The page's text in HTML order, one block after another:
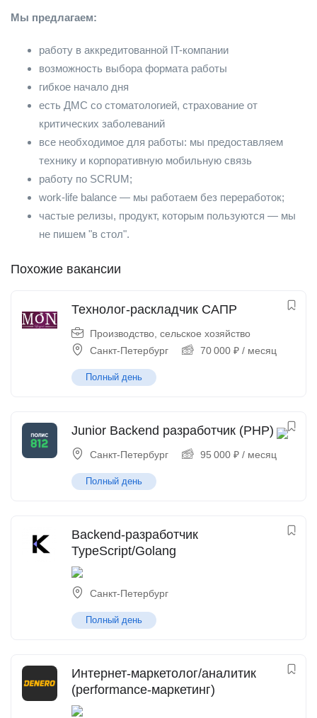
Мы предлагаем:
работу в аккредитованной IT-компании
возможность выбора формата работы
гибкое начало дня
есть ДМС со стоматологией, страхование от
критических заболеваний
все необходимое для работы: мы предоставляем
технику и корпоративную мобильную связь
работу по SCRUM;
work-life balance — мы работаем без переработок;
частые релизы, продукт, которым пользуются — мы
не пишем "в стол".
Похожие вакансии
Технолог-раскладчик САПР
Производство, сельское хозяйство
Санкт-Петербург
70 000 ₽ / месяц
Полный день
Junior Backend разработчик (PHP)
Санкт-Петербург 95 000 ₽ / месяц
Полный день
Backend-разработчик
TypeScript/Golang
Санкт-Петербург
Полный день
Интернет-маркетолог/аналитик
(performance-маркетинг)